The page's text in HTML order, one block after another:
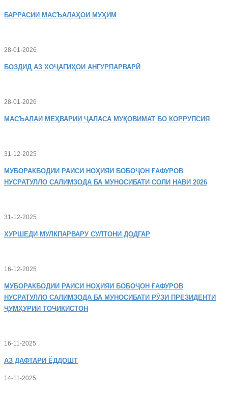
БАРРАСИИ МАСЪАЛАҲОИ МУҲИМ
28-01-2026
БОЗДИД АЗ ХОҶАГИҲОИ АНГУРПАРВАРӢ
28-01-2026
МАСЪАЛАИ МЕҲВАРИИ ҶАЛАСА МУҚОВИМАТ БО КОРРУПСИЯ
31-12-2025
МУБОРАКБОДИИ РАИСИ НОҲИЯИ БОБОҶОН ҒАФУРОВ
НУСРАТУЛЛО САЛИМЗОДА БА МУНОСИБАТИ СОЛИ НАВИ 2026
31-12-2025
ХУРШЕДИ МУЛКПАРВАРУ СУЛТОНИ ДОДГАР
16-12-2025
МУБОРАКБОДИИ РАИСИ НОҲИЯИ БОБОҶОН ҒАФУРОВ
НУСРАТУЛЛО САЛИМЗОДА БА МУНОСИБАТИ РӮЗИ ПРЕЗИДЕНТИ
ҶУМҲУРИИ ТОҶИКИСТОН
16-11-2025
АЗ ДАФТАРИ ЁДДОШТ
14-11-2025